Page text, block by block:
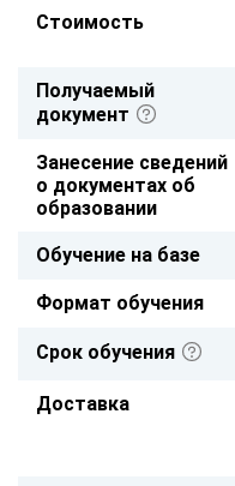
Стоимость
Получаемый
документ
Занесение сведений
о документах об
образовании
Обучение на базе
Формат обучения
Срок обучения
Доставка